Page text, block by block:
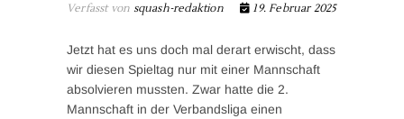
Verfasst von squash-redaktion 19. Februar 2025
Jetzt hat es uns doch mal derart erwischt, dass
wir diesen Spieltag nur mit einer Mannschaft
absolvieren mussten. Zwar hatte die 2.
Mannschaft in der Verbandsliga einen